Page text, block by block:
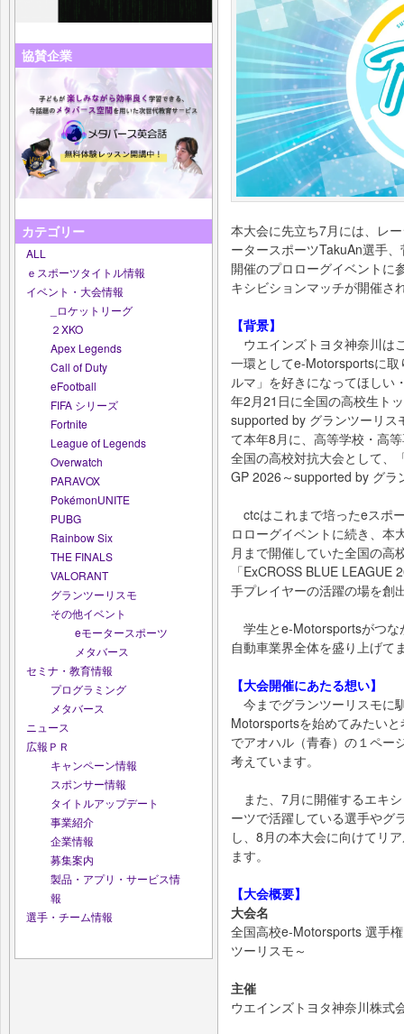
協賛企業
カテゴリー
ALL
ｅスポーツタイトル情報
イベント・大会情報
_ロケットリーグ
２XKO
Apex Legends
Call of Duty
eFootball
FIFA シリーズ
Fortnite
League of Legends
Overwatch
PARAVOX
PokémonUNITE
PUBG
Rainbow Six
THE FINALS
VALORANT
グランツーリスモ
その他イベント
eモータースポーツ
メタバース
セミナ・教育情報
プログラミング
メタバース
ニュース
広報ＰＲ
キャンペーン情報
スポンサー情報
タイトルアップデート
事業紹介
企業情報
募集案内
製品・アプリ・サービス情
報
選手・チーム情報
本大会に先立ち7月には、レ
ータースポーツTakuAn選手
開催のプロローグイベントに
キシビションマッチが開催さ
【背景】
ウエインズトヨタ神奈川は
一環としてe-Motorsportsに
ルマ」を好きになってほしい
年2月21日に全国の高校生ト
supported by グランツーリス
て本年8月に、高等学校・高
全国の高校対抗大会として
GP 2026～supported by グラ
ctcはこれまで培ったeスポ
ロローグイベントに続き、本
月まで開催していた全国の高
「ExCROSS BLUE
手プレイヤーの活躍の場を創
学生とe-Motorsportsがつな
自動車業界全体を盛り上げて
【大会開催にあたる想い】
今までグランツーリスモに
Motorsportsを始めてみたい
でアオハル（青春）の１ペー
考えています。
また、7月に開催するエキ
ーツで活躍している選手やグ
し、8月の本大会に向けてリ
ます。
【大会概要】
大会名
全国高校e-Motorsports 選手
ツーリスモ～
主催
ウエインズトヨタ神奈川株式